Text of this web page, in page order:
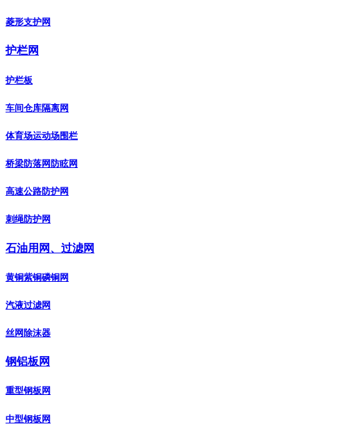
菱形支护网
护栏网
护栏板
车间仓库隔离网
体育场运动场围栏
桥梁防落网防眩网
高速公路防护网
刺绳防护网
石油用网、过滤网
黄铜紫铜磷铜网
汽液过滤网
丝网除沫器
钢铝板网
重型钢板网
中型钢板网